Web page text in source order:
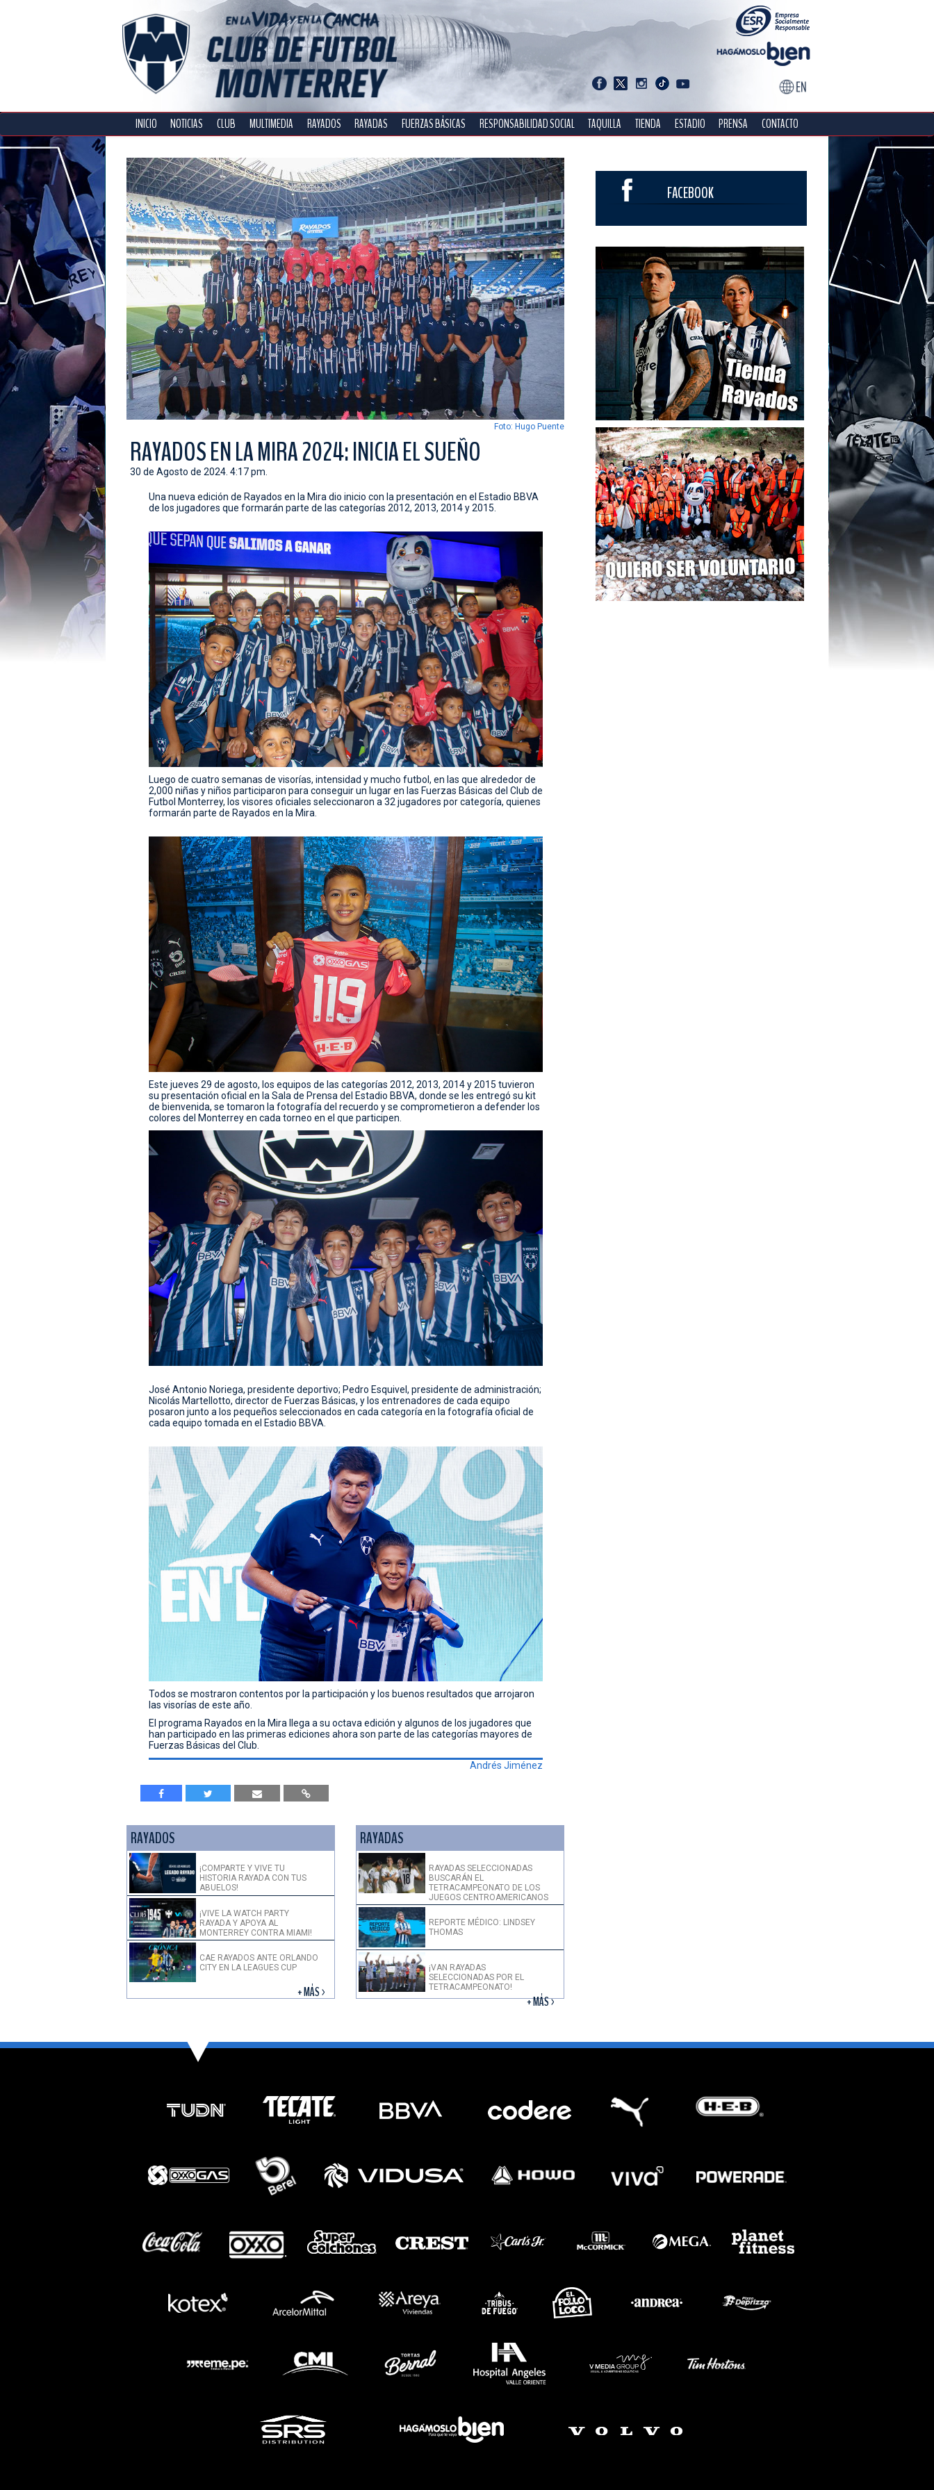
INICIO NOTICIAS CLUB MULTIMEDIA RAYADOS RAYADAS FUERZAS BÁSICAS RESPONSABILIDAD SOCIAL TAQUILLA TIENDA ESTADIO PRENSA CONTACTO
Foto: Hugo Puente
RAYADOS EN LA MIRA 2024: INICIA EL SUEÑO
30 de Agosto de 2024. 4:17 pm.
Una nueva edición de Rayados en la Mira dio inicio con la presentación en el Estadio BBVA
de los jugadores que formarán parte de las categorías 2012, 2013, 2014 y 2015.
Luego de cuatro semanas de visorías, intensidad y mucho futbol, en las que alrededor de
2,000 niñas y niños participaron para conseguir un lugar en las Fuerzas Básicas del Club de
Futbol Monterrey, los visores oficiales seleccionaron a 32 jugadores por categoría, quienes
formarán parte de Rayados en la Mira.
Este jueves 29 de agosto, los equipos de las categorías 2012, 2013, 2014 y 2015 tuvieron
su presentación oficial en la Sala de Prensa del Estadio BBVA, donde se les entregó su kit
de bienvenida, se tomaron la fotografía del recuerdo y se comprometieron a defender los
colores del Monterrey en cada torneo en el que participen.
José Antonio Noriega, presidente deportivo; Pedro Esquivel, presidente de administración;
Nicolás Martellotto, director de Fuerzas Básicas, y los entrenadores de cada equipo
posaron junto a los pequeños seleccionados en cada categoría en la fotografía oficial de
cada equipo tomada en el Estadio BBVA.
Todos se mostraron contentos por la participación y los buenos resultados que arrojaron
las visorías de este año.
El programa Rayados en la Mira llega a su octava edición y algunos de los jugadores que
han participado en las primeras ediciones ahora son parte de las categorías mayores de
Fuerzas Básicas del Club.
Andrés Jiménez
RAYADOS
¡COMPARTE Y VIVE TU
HISTORIA RAYADA CON TUS
ABUELOS!
¡VIVE LA WATCH PARTY
RAYADA Y APOYA AL
MONTERREY CONTRA MIAMI!
CAE RAYADOS ANTE ORLANDO
CITY EN LA LEAGUES CUP
+ MÁS >
RAYADAS
RAYADAS SELECCIONADAS
BUSCARÁN EL
TETRACAMPEONATO DE LOS
JUEGOS CENTROAMERICANOS
REPORTE MÉDICO: LINDSEY
THOMAS
¡VAN RAYADAS
SELECCIONADAS POR EL
TETRACAMPEONATO!
+ MÁS >
FACEBOOK